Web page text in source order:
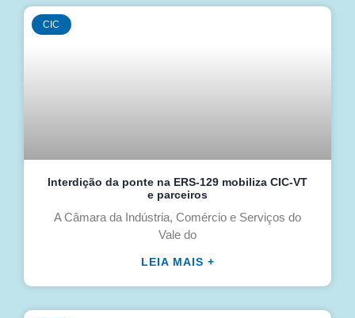
CIC
Interdição da ponte na ERS-129 mobiliza CIC-VT
e parceiros
A Câmara da Indústria, Comércio e Serviços do
Vale do
LEIA MAIS +